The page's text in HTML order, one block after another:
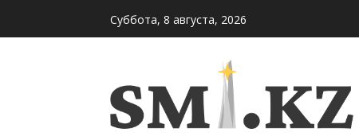
Суббота, 8 августа, 2026